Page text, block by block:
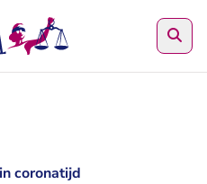
coronatijd